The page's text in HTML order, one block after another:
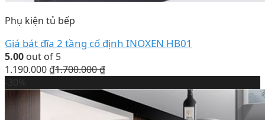
Phụ kiện tủ bếp
Giá bát đĩa 2 tầng cố định INOXEN HB01
5.00 out of 5
1.190.000 ₫1.700.000₫